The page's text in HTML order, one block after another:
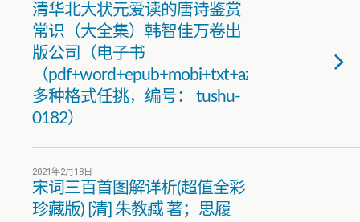
清华北大状元爱读的唐诗鉴赏
常识（大全集）韩智佳万卷出
版公司（电子书
（pdf+word+epub+mobi+txt+azw3）
多种格式任挑，编号： tushu-
0182）
2021年2月18日
宋词三百首图解详析(超值全彩
珍藏版) [清] 朱教臧 著；思履